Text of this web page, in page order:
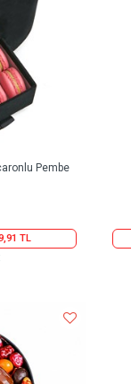
Pembe
TL